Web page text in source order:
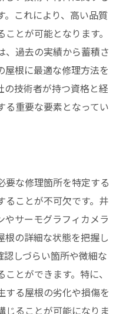
。これにより、高い品質
とが可能となります。
、過去の実績から蓄積さ
屋根に最適な修理方法を
の技術者が持つ資格と経
る重要な要素となってい
要な修理箇所を特定する
ることが不可欠です。井
やサーモグラフィカメラ
根の詳細な状態を把握し
認しづらい箇所や微細な
とができます。特に、
する屋根の劣化や損傷を
じることが可能になりま